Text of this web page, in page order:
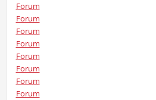
Forum
Forum
Forum
Forum
Forum
Forum
Forum
Forum